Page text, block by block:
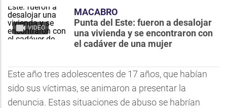
VIDEO
MACABRO
Punta del Este: fueron a desalojar
una vivienda y se encontraron con
el cadáver de una mujer
Este año tres adolescentes de 17 años, que habían
sido sus víctimas, se animaron a presentar la
denuncia. Estas situaciones de abuso se habrían